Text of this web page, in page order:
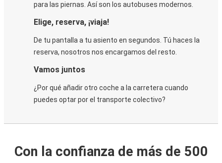
para las piernas. Así son los autobuses modernos.
Elige, reserva, ¡viaja!
De tu pantalla a tu asiento en segundos. Tú haces la
reserva, nosotros nos encargamos del resto.
Vamos juntos
¿Por qué añadir otro coche a la carretera cuando
puedes optar por el transporte colectivo?
Con la confianza de más de 500